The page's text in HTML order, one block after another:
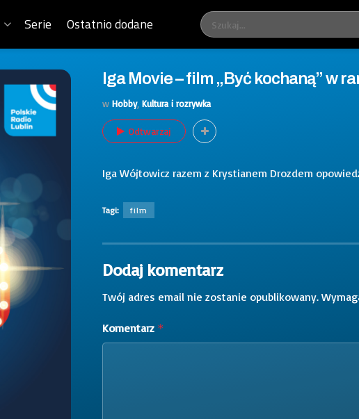
Serie Ostatnio dodane
Iga Movie – film „Być kochaną” w
w Hobby, Kultura i rozrywka
Odtwarzaj
Iga Wójtowicz razem z Krystianem Drozdem
Tagi: film
Dodaj komentarz
Twój adres email nie zostanie opublikowany.
Komentarz *